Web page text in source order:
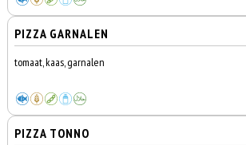
PIZZA GARNALEN
tomaat, kaas, garnalen
PIZZA TONNO